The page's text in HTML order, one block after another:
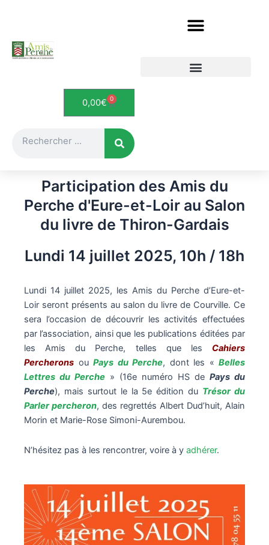
0,00€ 0
Panier
Participation des Amis du
Perche d'Eure-et-Loir au Salon
du livre de Thiron-Gardais
Lundi 14 juillet 2025, 10h / 18h
Lundi 14 juillet 2025, les Amis du Perche d’Eure-et-
Loir seront présents au salon du livre de Courville. Ce
sera l’occasion de découvrir les activités effectuées
par l’association, ainsi que les publications éditées par
les Amis du Perche, telles que les Cahiers
Percherons ou Pays du Perche, dont les « Belles
Lettres du Perche » (16e numéro HS de Pays du
Perche), mais surtout le la 5e édition du Trésor du
Parler percheron, des regrettés Albert Dud’huit, Alain
Morin et Marie-Rose Simoni-Aurembou.
N’hésitez pas à les rencontrer, voire à y adhérer.